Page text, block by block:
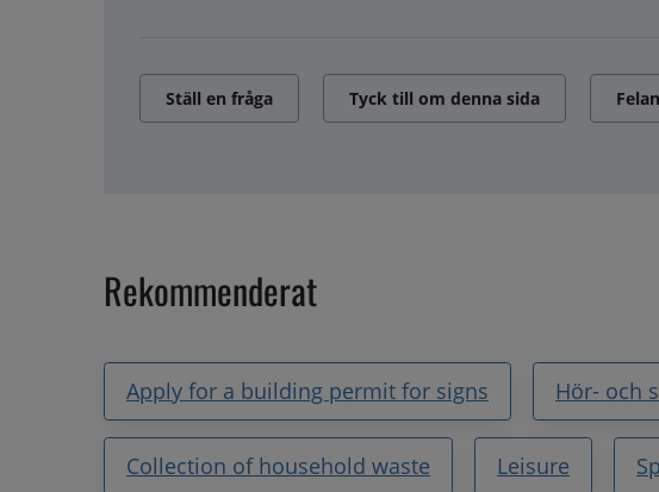
Ställ en fråga Tyck till om denna sida
Rekommenderat
Apply for a building permit for signs Hör- och
Collection of household waste Leisure